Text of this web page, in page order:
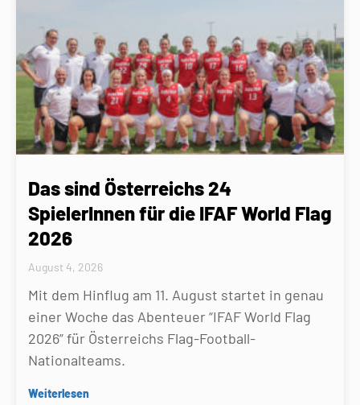
Das sind Österreichs 24
SpielerInnen für die IFAF World Flag
2026
August 4, 2026
Mit dem Hinflug am 11. August startet in genau
einer Woche das Abenteuer “IFAF World Flag
2026” für Österreichs Flag-Football-
Nationalteams.
Weiterlesen